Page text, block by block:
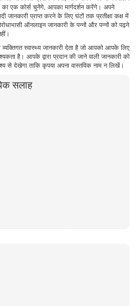
एक कोर्स चुनेंगे, आपका मार्गदर्शन करेंगे। अपने
जानकारी प्राप्त करने के लिए घंटों तक प्रतीक्षा कक्ष में
ऑनलाइन जानकारी के पन्नों और पन्नों को पढ़ने
स्वास्थ्य जानकारी देता है जो आपको आपके लिए
है। आपके द्वारा प्रदान की जाने वाली जानकारी को
से देखेगा ताकि कृपया अपना वास्तविक नाम न लिखें।
सलाह